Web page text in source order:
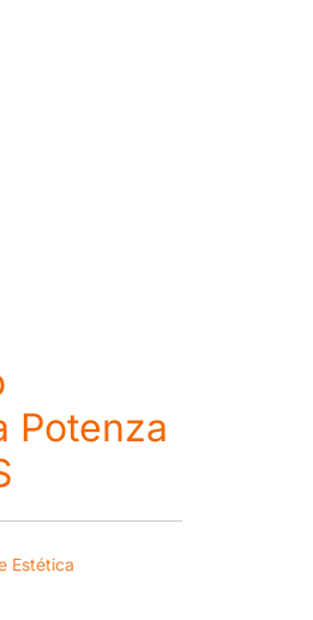
Potenza
Estética